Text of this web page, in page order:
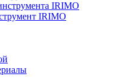
IRIMO
IRIMO